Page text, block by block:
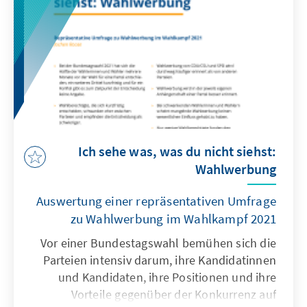
Ich sehe was, was du nicht siehst:
Wahlwerbung
Auswertung einer repräsentativen Umfrage
zu Wahlwerbung im Wahlkampf 2021
Vor einer Bundestagswahl bemühen sich die
Parteien intensiv darum, ihre Kandidatinnen
und Kandidaten, ihre Positionen und ihre
Vorteile gegenüber der Konkurrenz auf